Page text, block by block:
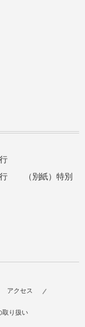
（別紙）特別
アクセス
取り扱い